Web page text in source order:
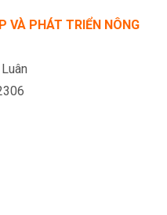
VÀ PHÁT TRIỂN NÔNG